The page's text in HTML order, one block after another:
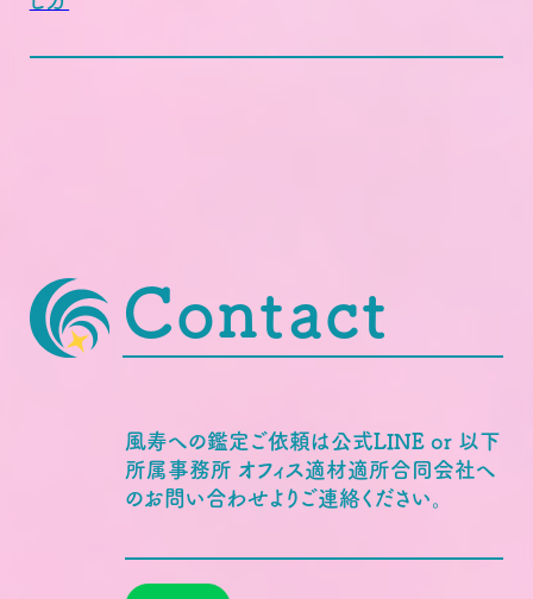
Contact
風寿への鑑定ご依頼は公式LINE or 以下
所属事務所 オフィス適材適所合同会社へ
のお問い合わせよりご連絡ください。